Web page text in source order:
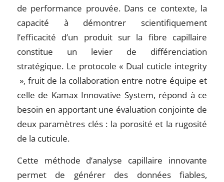
de performance prouvée. Dans ce contexte, la
capacité à démontrer scientifiquement
l’efficacité d’un produit sur la fibre capillaire
constitue un levier de différenciation
stratégique. Le protocole « Dual cuticle integrity
», fruit de la collaboration entre notre équipe et
celle de Kamax Innovative System, répond à ce
besoin en apportant une évaluation conjointe de
deux paramètres clés : la porosité et la rugosité
de la cuticule.
Cette méthode d’analyse capillaire innovante
permet de générer des données fiables,